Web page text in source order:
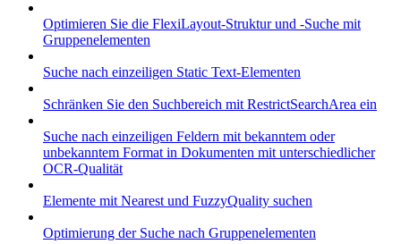
Optimieren Sie die FlexiLayout-Struktur und -Suche mit
Gruppenelementen
Suche nach einzeiligen Static Text-Elementen
Schränken Sie den Suchbereich mit RestrictSearchArea ein
Suche nach einzeiligen Feldern mit bekanntem oder
unbekanntem Format in Dokumenten mit unterschiedlicher
OCR-Qualität
Elemente mit Nearest und FuzzyQuality suchen
Optimierung der Suche nach Gruppenelementen